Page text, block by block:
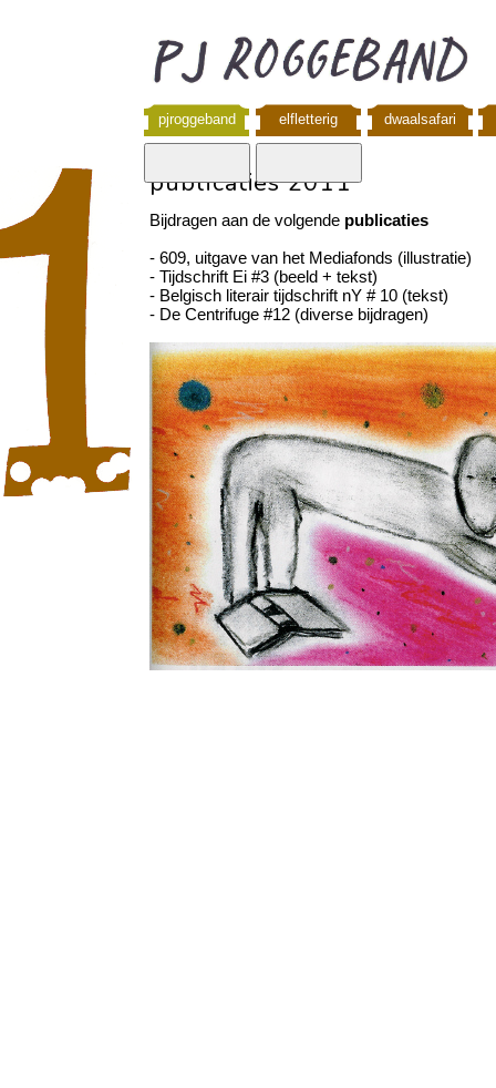
pjroggeband elfletterig dwaalsafari
publicaties 2011
Bijdragen aan de volgende publicaties
- 609, uitgave van het Mediafonds (illustratie)
- Tijdschrift Ei #3 (beeld + tekst)
- Belgisch literair tijdschrift nY # 10 (tekst)
- De Centrifuge #12 (diverse bijdragen)